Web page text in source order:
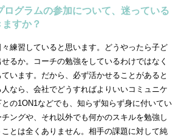
ログラムの参加について、迷っている
すか？
練習していると思います。どうやったら子ど
るか。コーチの勉強をしているわけではなく
います。だから、必ず活かせることがあると
なら、会社でどうすればよりいいコミュニケ
の1ON1などでも、知らず知らず身に付いてい
ングや、それ以外でも何かのスキルを勉強し
とは全くありません。相手の課題に対して純